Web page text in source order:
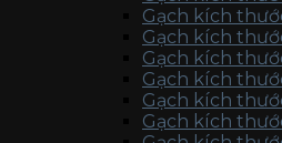
Gạch kích
Gạch kích
Gạch kích
Gạch kích
Gạch kích
Gạch kích